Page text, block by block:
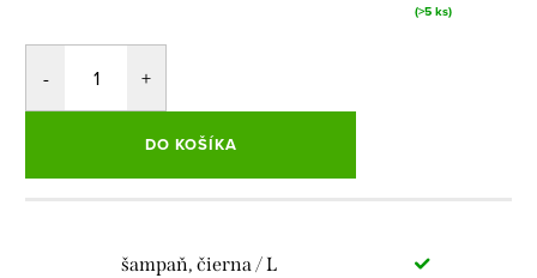
(>5 ks)
DO KOŠÍKA
šampaň, čierna / L